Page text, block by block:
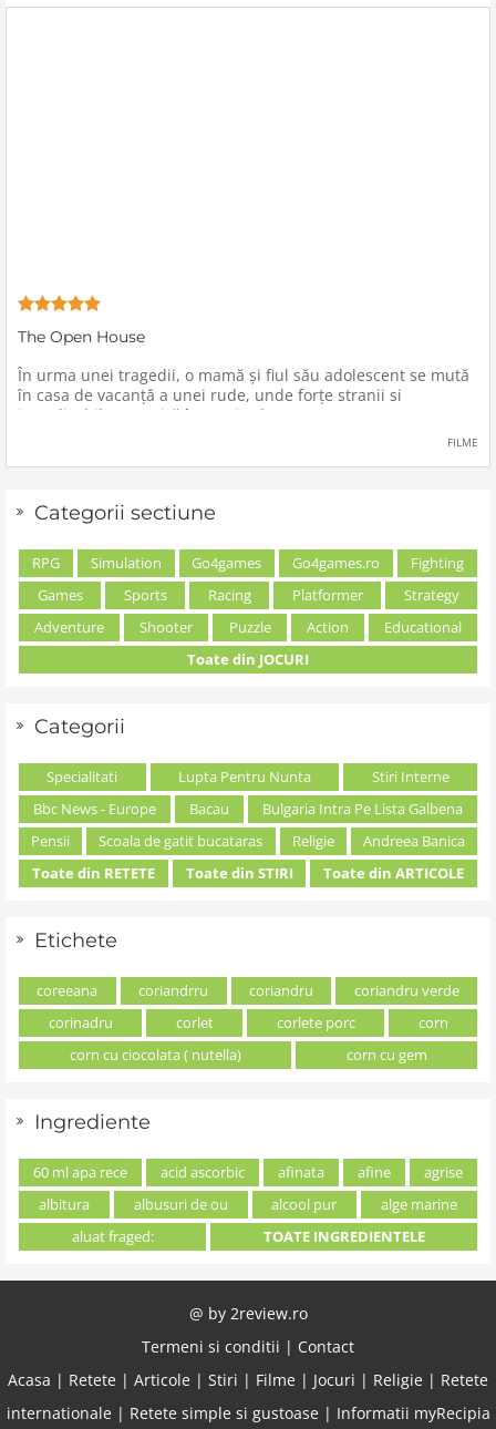
The Open House
În urma unei tragedii, o mamă şi fiul său adolescent se mută
în casa de vacanţă a unei rude, unde forţe stranii si
inexplicabile conspiră împotriva lor.
FILME
Categorii sectiune
RPG Simulation Go4games Go4games.ro
Fighting
Games
Sports Racing Platformer
Strategy
Adventure
Shooter Puzzle Action
Educational
Toate din JOCURI
Categorii
Specialitati Lupta Pentru Nunta
Stiri Interne
Bbc News - Europe
Bacau
Bulgaria Intra Pe Lista Galbena
Pensii
Scoala de gatit bucataras Religie
Andreea Banica
Toate din RETETE
Toate din STIRI Toate din ARTICOLE
Etichete
coreeana coriandrru coriandru
coriandru verde
corinadru
corlet corlete porc
corn
corn cu ciocolata ( nutella)
corn cu gem
Ingrediente
60 ml apa rece acid ascorbic afinata afine
agrise
albitura
albusuri de ou alcool pur
alge marine
aluat fraged:
TOATE INGREDIENTELE
@ by 2review.ro
Termeni si conditii | Contact
Acasa | Retete | Articole | Stiri | Filme | Jocuri | Religie | Retete
internationale| Retete simple si gustoase| Informatii myRecipia